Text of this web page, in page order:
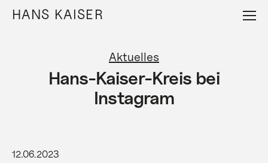
Direkt
zum
HANS KAISER
Aktuelles
Hans-Kaiser-Kreis bei
Instagram
12.06.2023